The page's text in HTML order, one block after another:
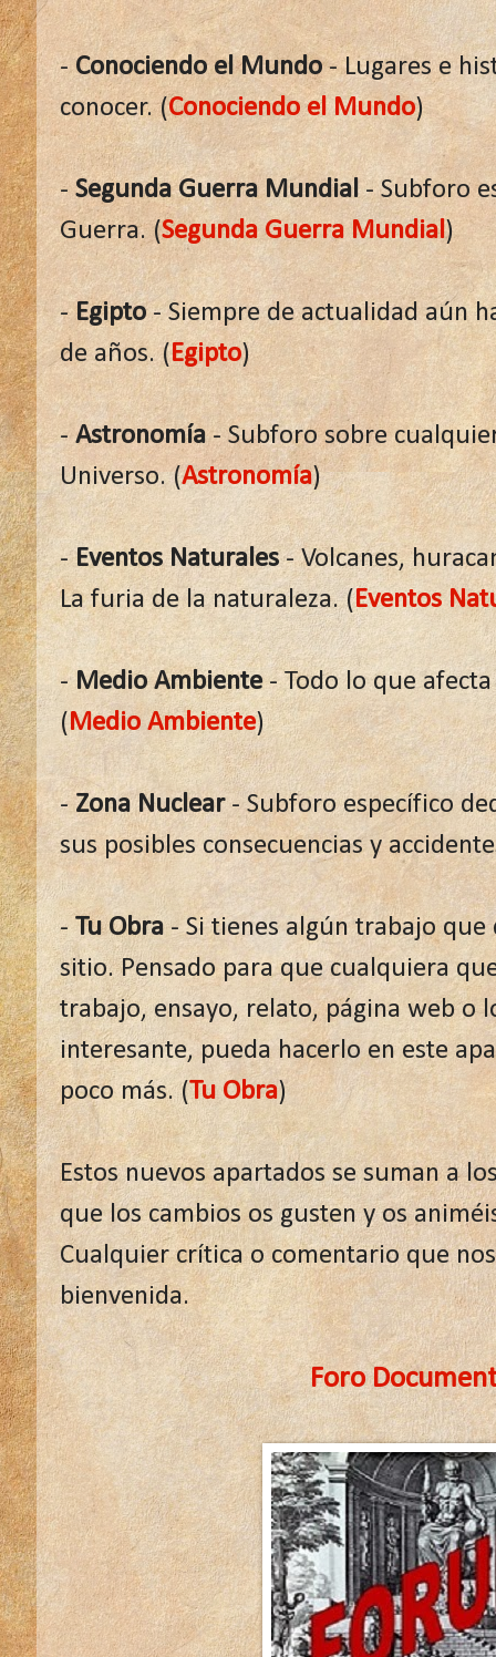
-Conociendo el Mundo- Lugares e
conocer. (Conociendo el Mundo)
-Segunda Guerra Mundial- Subforo
Guerra. (Segunda Guerra Mundial)
-Egipto- Siempre de actualidad aún
de años. (Egipto)
-Astronomía- Subforo sobre
Universo. (Astronomía)
-Eventos Naturales- Volcanes,
La furia de la naturaleza. (Eventos
- Medio Ambiente- Todo lo que
(Medio Ambiente)
-Zona Nuclear- Subforo específico
sus posibles consecuencias y
-Tu Obra- Si tienes algún trabajo que
sitio. Pensado para que cualquiera
trabajo, ensayo, relato, página web o
interesante, pueda hacerlo en este
poco más. (Tu Obra)
Estos nuevos apartados se suman a
que los cambios os gusten y os
Cualquier crítica o comentario que
bienvenida.
Foro